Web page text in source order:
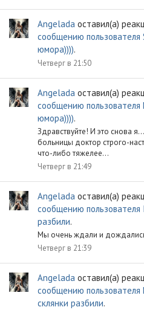
Angelada оставил(а)
сообщению пользователя
юмора)))).
Четверг в 21:50
Angelada оставил(а)
сообщению пользователя
юмора)))).
Здравствуйте! И это снова
больницы доктор строго-
что-либо тяжелее...
Четверг в 21:49
Angelada оставил(а)
сообщению пользователя
разбили.
Мы очень ждали и
Четверг в 21:39
Angelada оставил(а)
сообщению пользователя
склянки разбили.